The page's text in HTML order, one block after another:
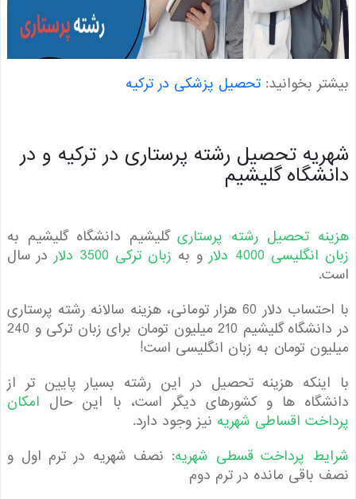
بخوانید:تحصیل پزشکی در ترکیه
تحصیل رشته پرستاری در ترکیه و در
گلیشیم
تحصیل رشته پرستاریگلیشیم دانشگاه گلیشیم به
4000 دلار
و بهزبان ترکی 3500 دلار
در سال
با احتساب دلار 60 هزار تومانی، هزینه سالانه رشته پرستاری
در دانشگاه گلیشیم 210 میلیون تومان برای زبان ترکی و 240
تومان به زبان انگلیسی است!
هزینه تحصیل در این رشته بسیار پایین تر از
ها و کشورهای دیگر است، با این حالامکان
اقساطی شهریهنیز وجود دارد.
پرداخت قسطی شهریه: نصف شهریه در ترم اول و
باقی مانده در ترم دوم